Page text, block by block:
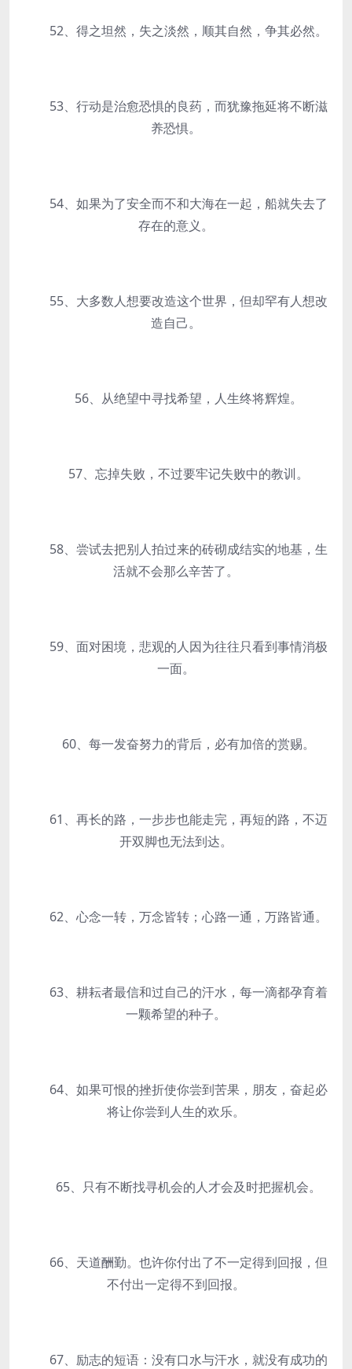
52、得之坦然，失之淡然，顺其自然，争其必然。
53、行动是治愈恐惧的良药，而犹豫拖延将不断滋
养恐惧。
54、如果为了安全而不和大海在一起，船就失去了
存在的意义。
55、大多数人想要改造这个世界，但却罕有人想改
造自己。
56、从绝望中寻找希望，人生终将辉煌。
57、忘掉失败，不过要牢记失败中的教训。
58、尝试去把别人拍过来的砖砌成结实的地基，生
活就不会那么辛苦了。
59、面对困境，悲观的人因为往往只看到事情消极
一面。
60、每一发奋努力的背后，必有加倍的赏赐。
61、再长的路，一步步也能走完，再短的路，不迈
开双脚也无法到达。
62、心念一转，万念皆转；心路一通，万路皆通。
63、耕耘者最信和过自己的汗水，每一滴都孕育着
一颗希望的种子。
64、如果可恨的挫折使你尝到苦果，朋友，奋起必
将让你尝到人生的欢乐。
65、只有不断找寻机会的人才会及时把握机会。
66、天道酬勤。也许你付出了不一定得到回报，但
不付出一定得不到回报。
67、励志的短语：没有口水与汗水，就没有成功的